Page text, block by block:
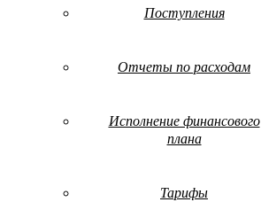
Поступления
Отчеты по расходам
Исполнение финансового
плана
Тарифы